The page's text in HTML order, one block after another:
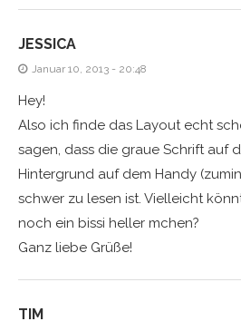
JESSICA
Januar 10, 2013 - 20:48
Hey!
Also ich finde das Layout echt
sagen, dass die graue Schrift auf
Hintergrund auf dem Handy
schwer zu lesen ist. Vielleicht
noch ein bissi heller mchen?
Ganz liebe Grüße!
TIM